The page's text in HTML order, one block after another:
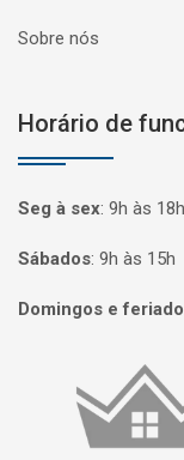
Sobre nós
Horário de
Seg à sex: 9h às 18h
Sábados: 9h às 15h
Domingos e
Página inicial